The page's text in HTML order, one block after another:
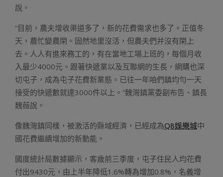
說。
“目前，農夫增收渠道多了，新的花費需求也多了。正值冬
天，農忙變農閑。固然地里沒活，但農夫們并沒有閑上
去。人人有進來務工的，有在當地工場上班的，每個月收
入最少4000元。跟著快遞業以及互聯網的生長，網購也深
切屯子，成為屯子花費新業態。已往一年咱們鎮均勻一天
接受的快遞數就達3000件以上。”魏灣鎮黨委副布告、鎮長
魏薇說。
像魏灣鎮同樣，被激活的縣域經濟，已經成為Q8娛樂城中
國花費繼續增加的新動能。
國度統計局數據顯示，客歲前三季度，屯子住民人均花費
付出9430元，由上半年降低1.6%轉為增加0.8%，名義增